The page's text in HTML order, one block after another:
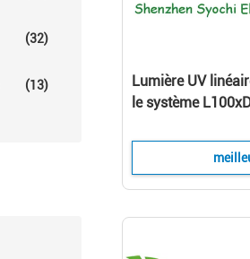
(32)
(13)
Lumière UV
le système
d'impression